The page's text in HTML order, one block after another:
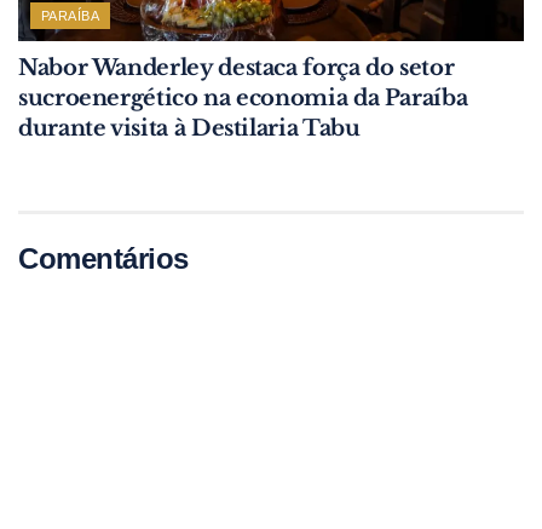
PARAÍBA
Nabor Wanderley destaca força do setor
sucroenergético na economia da Paraíba
durante visita à Destilaria Tabu
Comentários